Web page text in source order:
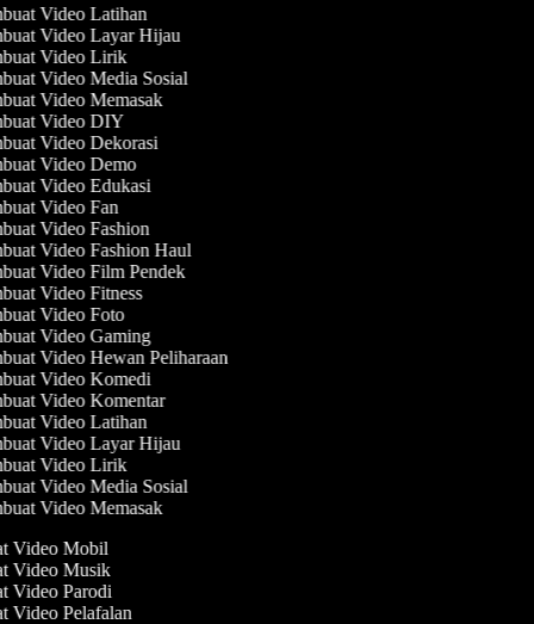
Video Latihan
Video Layar Hijau
Video Lirik
Video Media Sosial
Video Memasak
Video DIY
Video Dekorasi
Video Demo
Video Edukasi
Video Fan
Video Fashion
Video Fashion Haul
Video Film Pendek
Video Fitness
Video Foto
Video Gaming
Video Hewan Peliharaan
Video Komedi
Video Komentar
Video Latihan
Video Layar Hijau
Video Lirik
Video Media Sosial
Video Memasak
Video Mobil
Video Musik
Video Parodi
Video Pelafalan